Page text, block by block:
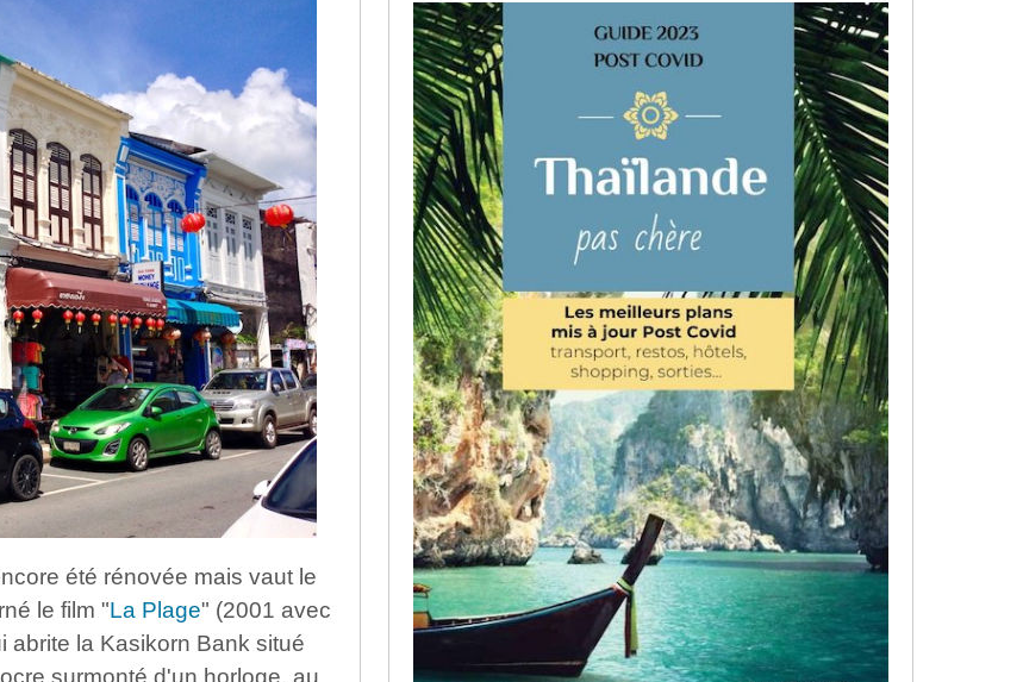
été rénovée mais vaut le
le film "La Plage" (2001 avec
abrite la Kasikorn Bank situé
surmonté d'un horloge, au